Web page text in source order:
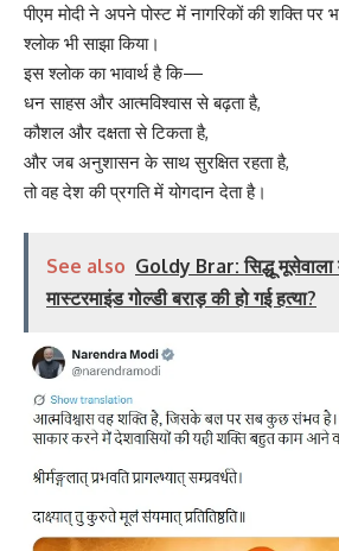
पीएम मोदी ने अपने पोस्ट में नागरिकों की शक्ति
श्लोक भी साझा किया।
इस श्लोक का भावार्थ है कि—
धन साहस और आत्मविश्वास से बढ़ता है,
कौशल और दक्षता से टिकता है,
और जब अनुशासन के साथ सुरक्षित रहता है,
तो वह देश की प्रगति में योगदान देता है।
See also Goldy Brar: सिद्धू
मास्टरमाइंड गोल्डी बराड़ की हो गई हत्या?